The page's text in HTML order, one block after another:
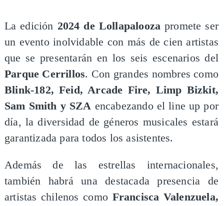
La edición 2024 de Lollapalooza promete ser
un evento inolvidable con más de cien artistas
que se presentarán en los seis escenarios del
Parque Cerrillos. Con grandes nombres como
Blink-182, Feid, Arcade Fire, Limp Bizkit,
Sam Smith y SZA encabezando el line up por
día, la diversidad de géneros musicales estará
garantizada para todos los asistentes.
Además de las estrellas internacionales,
también habrá una destacada presencia de
artistas chilenos como Francisca Valenzuela,